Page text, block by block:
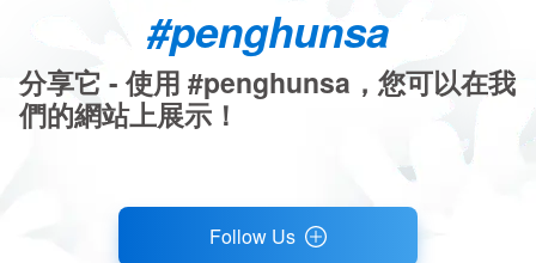
#penghunsa
分享它 - 使用 #penghunsa，您可以在我
們的網站上展示！
Follow Us